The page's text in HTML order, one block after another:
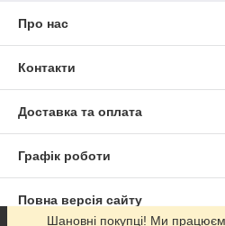
Про нас
Контакти
Доставка та оплата
Графік роботи
Повна версія сайту
Шановні покупці! Ми